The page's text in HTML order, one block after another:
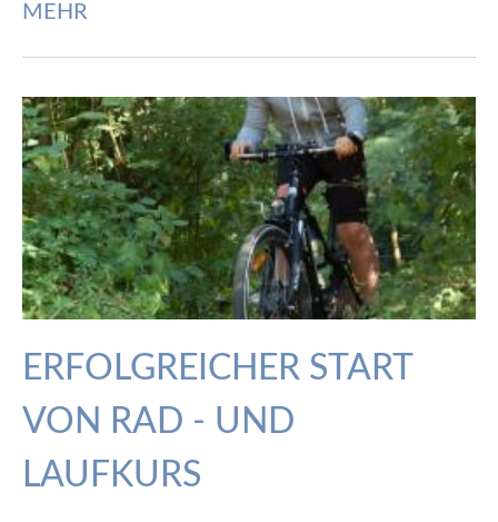
MEHR
ERFOLGREICHER START
VON RAD - UND
LAUFKURS